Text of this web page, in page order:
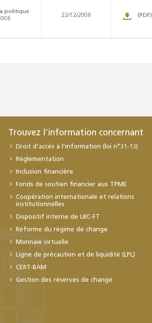
politique
22/12/2006 (PDF)
Trouvez l’information concernant
Droit d’accès à l’information (loi n°31-13)
Réglementation
Inclusion financière
Fonds de soutien financier aux TPME
Coopération internationale et relations
institutionnelles
Dispositif interne de LBC-FT
Réforme du régime de change
Monnaie virtuelle
Ligne de précaution et de liquidité (LPL)
CERT-BAM
Gestion des réserves de change